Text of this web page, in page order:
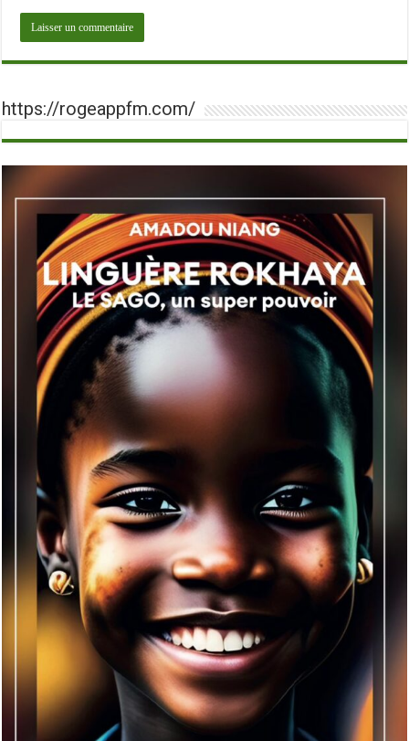
https://rogeappfm.com/